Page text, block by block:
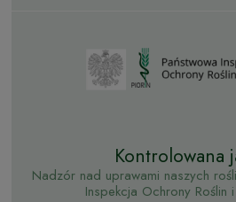
Kontrolowana
Nadzór nad uprawami naszych
Inspekcja Ochrony Roślin